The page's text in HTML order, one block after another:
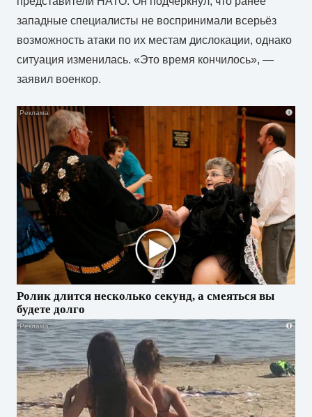
западные специалисты не воспринимали всерьёз
возможность атаки по их местам дислокации, однако
ситуация изменилась. «Это время кончилось», —
заявил военкор.
i
Ролик длится несколько секунд, а смеяться вы
будете долго
i